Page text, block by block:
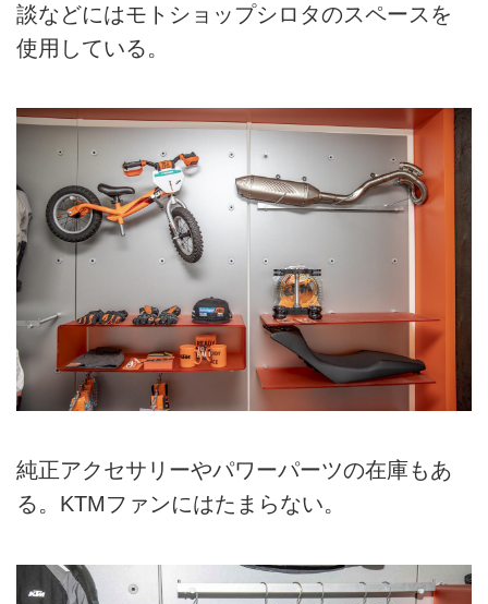
談などにはモトショップシロタのスペースを
使用している。
純正アクセサリーやパワーパーツの在庫もあ
る。KTMファンにはたまらない。